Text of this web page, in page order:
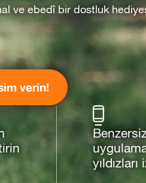
ve ebedî bir dostluk
verin!